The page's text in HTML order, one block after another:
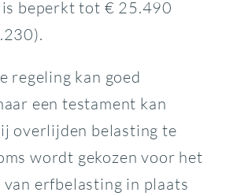
beperkt tot € 25.490
regeling kan goed
een testament kan
overlijden belasting te
wordt gekozen voor het
erfbelasting in plaats